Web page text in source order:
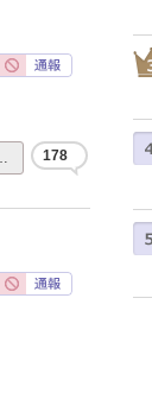
178